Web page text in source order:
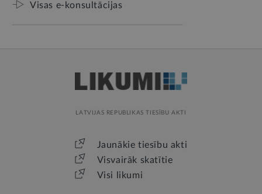
Visas e-konsultācijas
LATVIJAS REPUBLIKAS TIESĪBU AKTI
Jaunākie tiesību akti
Visvairāk skatītie
Visi likumi